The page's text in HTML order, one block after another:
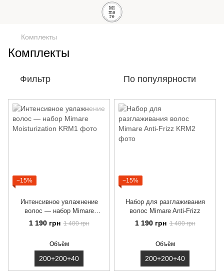
Комплекты
Комплекты
Фильтр По популярности
−15%
Интенсивное увлажнение
волос — набор Mimare
Moisturization
1 190 грн 1 400 грн
Объём
200+200+40
−15%
Набор для разглаживания
волос Mimare Anti-Frizz
1 190 грн 1 400 грн
Объём
200+200+40